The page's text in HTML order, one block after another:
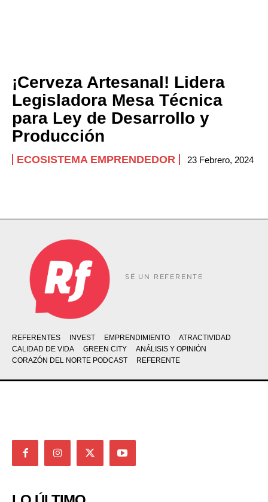
¡Cerveza Artesanal! Lidera
Legisladora Mesa Técnica
para Ley de Desarrollo y
Producción
ECOSISTEMA EMPRENDEDOR 23 Febrero, 2024
SÉ UN REFERENTE
REFERENTES INVEST EMPRENDIMIENTO
ATRACTIVIDAD
CALIDAD DE VIDA
GREEN CITY
ANÁLISIS Y OPINIÓN
CORAZÓN DEL NORTE PODCAST
REFERENTE